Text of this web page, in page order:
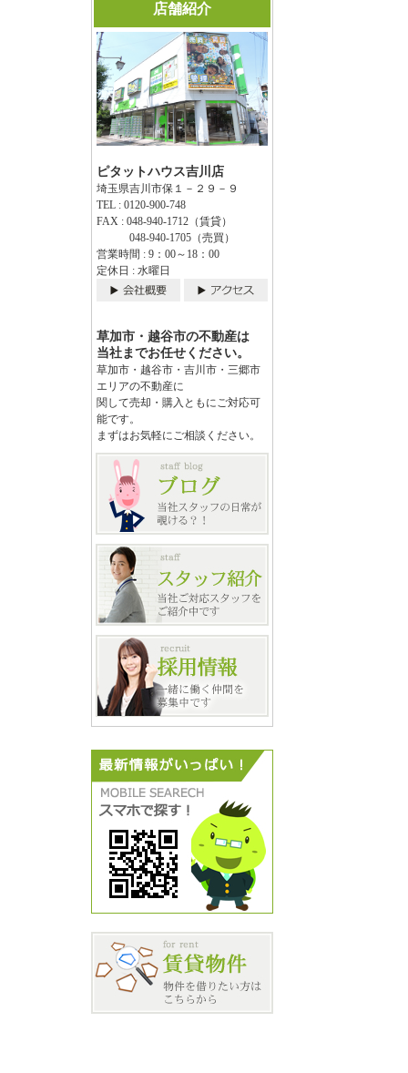
店舗紹介
ピタットハウス吉川店
埼玉県吉川市保１－２９－９
TEL : 0120-900-748
FAX : 048-940-1712（賃貸）
048-940-1705（売買）
営業時間 : 9：00～18：00
定休日 : 水曜日
草加市・越谷市の不動産は
当社までお任せください。
草加市・越谷市・吉川市・三郷市
エリアの不動産に
関して売却・購入ともにご対応可
能です。
まずはお気軽にご相談ください。